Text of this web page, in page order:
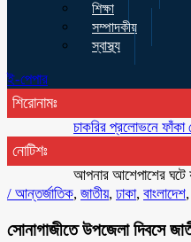
শিক্ষা
সম্পাদকীয়
স্বাস্থ্য
ই-পেপার
শিরোনামঃ
চাকরির প্রলোভনে ফাঁকা চেক-
নোটিশঃ
আপনার আশেপাশের ঘটে যাওয়া
/ আন্তর্জাতিক, জাতীয়, ঢাকা, বাংলাদেশ,
সোনাগাজীতে উপজেলা দিবসে